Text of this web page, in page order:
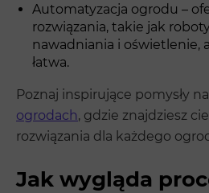
Automatyzacja ogrodu –
rozwiązania, takie jak
nawadniania i oświetlenie,
łatwa.
Poznaj inspirujące pomysły
ogrodach, gdzie znajdziesz
rozwiązania dla każdego
Jak wygląda